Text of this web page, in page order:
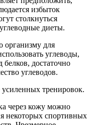
избыток
столкнуться
диеты.
организму для
углеводы,
достаточно
углеводов.
тренировок.
через кожу можно
некоторых спортивных